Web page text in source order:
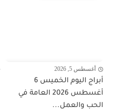
أغسطس 5, 2026
أبراج اليوم الخميس 6
أغسطس 2026 العامة في
الحب والعمل...